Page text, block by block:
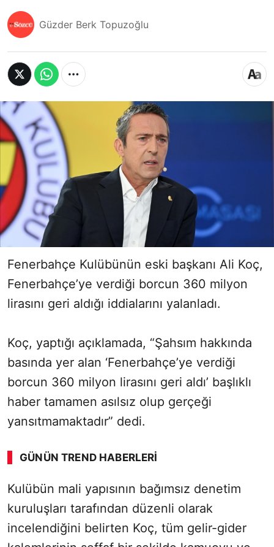
Güzder Berk Topuzoğlu
Fenerbahçe Kulübünün eski başkanı Ali Koç,
Fenerbahçe’ye verdiği borcun 360 milyon
lirasını geri aldığı iddialarını yalanladı.
Koç, yaptığı açıklamada, “Şahsım hakkında
basında yer alan ‘Fenerbahçe’ye verdiği
borcun 360 milyon lirasını geri aldı’ başlıklı
haber tamamen asılsız olup gerçeği
yansıtmamaktadır” dedi.
GÜNÜN TREND HABERLERI
Kulübün mali yapısının bağımsız denetim
kuruluşları tarafından düzenli olarak
incelendiğini belirten Koç, tüm gelir-gider